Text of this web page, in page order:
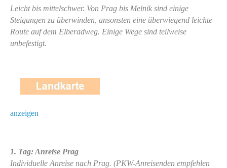
Leicht bis mittelschwer. Von Prag bis Melnik sind einige
Steigungen zu überwinden, ansonsten eine überwiegend leichte
Route auf dem Elberadweg. Einige Wege sind teilweise
unbefestigt.
anzeigen
1. Tag: Anreise Prag
Individuelle Anreise nach Prag. (PKW-Anreisenden empfehlen